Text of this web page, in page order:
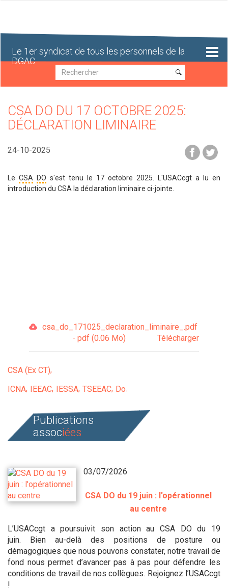
Le 1er syndicat de tous les personnels de la
DGAC
Recherche
Recherche
CSA DO DU 17 OCTOBRE 2025:
DÉCLARATION LIMINAIRE
24-10-2025
Le CSA DO s'est tenu le 17 octobre 2025. L'USACcgt a lu en
introduction du CSA la déclaration liminaire ci-jointe.
csa_do_171025_declaration_liminaire_.pdf
- pdf (0.06 Mo)
Télécharger
CSA (Ex CT)
ICNA IEEAC IESSA TSEEAC Do
Publications
associées
03/07/2026
CSA DO du 19 juin : l'opérationnel
au centre
L’USACcgt a poursuivit son action au CSA DO du 19
juin. Bien au-delà des positions de posture ou
démagogiques que nous pouvons constater, notre travail de
fond nous permet d’avancer pas à pas pour défendre les
conditions de travail de nos collègues. Rejoignez l’USACcgt
!